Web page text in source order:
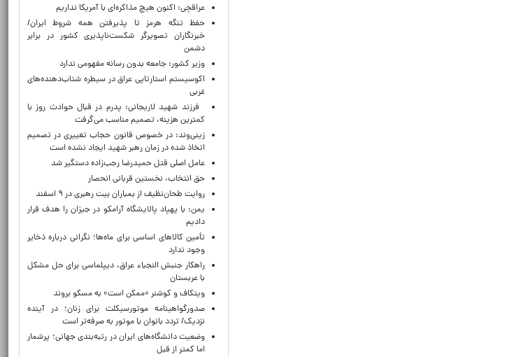
عراقچی: اکنون هیچ مذاکره‌ای با آمریکا نداریم
حفظ تنگه هرمز تا پذیرفتن همه شروط ایران/
خبرنگاران تصویرگر شکست‌ناپذیری کشور در برابر
دشمن
وزیر کشور: جامعه بدون رسانه مفهومی ندارد
اکوسیستم استارتاپی عراق در سیطره شتاب‌دهنده‌‌های
غربی
فرزند شهید لاریجانی: پدرم در قبال حوادث روز با
کمترین هزینه، تصمیم مناسب می‌گرفت
زینی‌وند: در خصوص قانون حجاب تغییری در تصمیم
اتخاذ شده در زمان رهبر شهید ایجاد نشده است
عامل اصلی قتل حمیدرضا رجب‌زاده دستگیر شد
حق انتخاب، نخستین قربانی انحصار
روایت طحان‌نظیف از بمباران بیت رهبری در ۹ اسفند
یمن: با پهپاد پالایشگاه آرامکو در جیزان را هدف قرار
دادیم
تأمین کالاهای اساسی برای ماه‌ها؛ نگرانی درباره ذخایر
وجود ندارد
راهکار جنبش النجباء عراق، دیپلماسی برای حل مشکل
با عربستان
ویتکاف و کوشنر «ممکن است» به مسکو بروند
صدورگواهینامه موتورسیکلت برای زنان؛ در آینده
نزدیک/ تردد بانوان با موتور به‌ صرفه‌تر است
وضعیت دانشگاه‌های ایران در رتبه‌بندی جهانی؛ پرشمار
اما کمتر از قبل